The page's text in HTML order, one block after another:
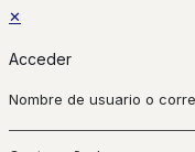
✕
Acceder
Nombre de usuario o